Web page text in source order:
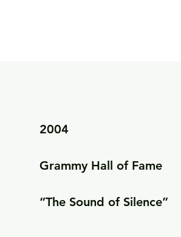
2004
Grammy Hall of Fame
“The Sound of Silence”